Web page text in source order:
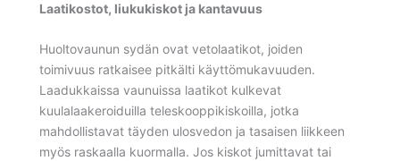
Laatikostot, liukukiskot ja kantavuus
Huoltovaunun sydän ovat vetolaatikot, joiden
toimivuus ratkaisee pitkälti käyttömukavuuden.
Laadukkaissa vaunuissa laatikot kulkevat
kuulalaakeroiduilla teleskooppikiskoilla, jotka
mahdollistavat täyden ulosvedon ja tasaisen liikkeen
myös raskaalla kuormalla. Jos kiskot jumittavat tai